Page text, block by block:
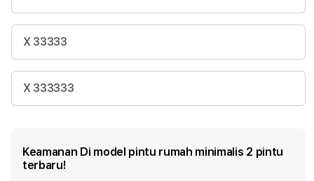
X 33333
X 333333
Keamanan Di model pintu rumah minimalis 2 pintu
terbaru!